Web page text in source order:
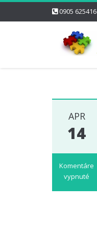
0905 625416
APR
14
Komentáre
vypnuté